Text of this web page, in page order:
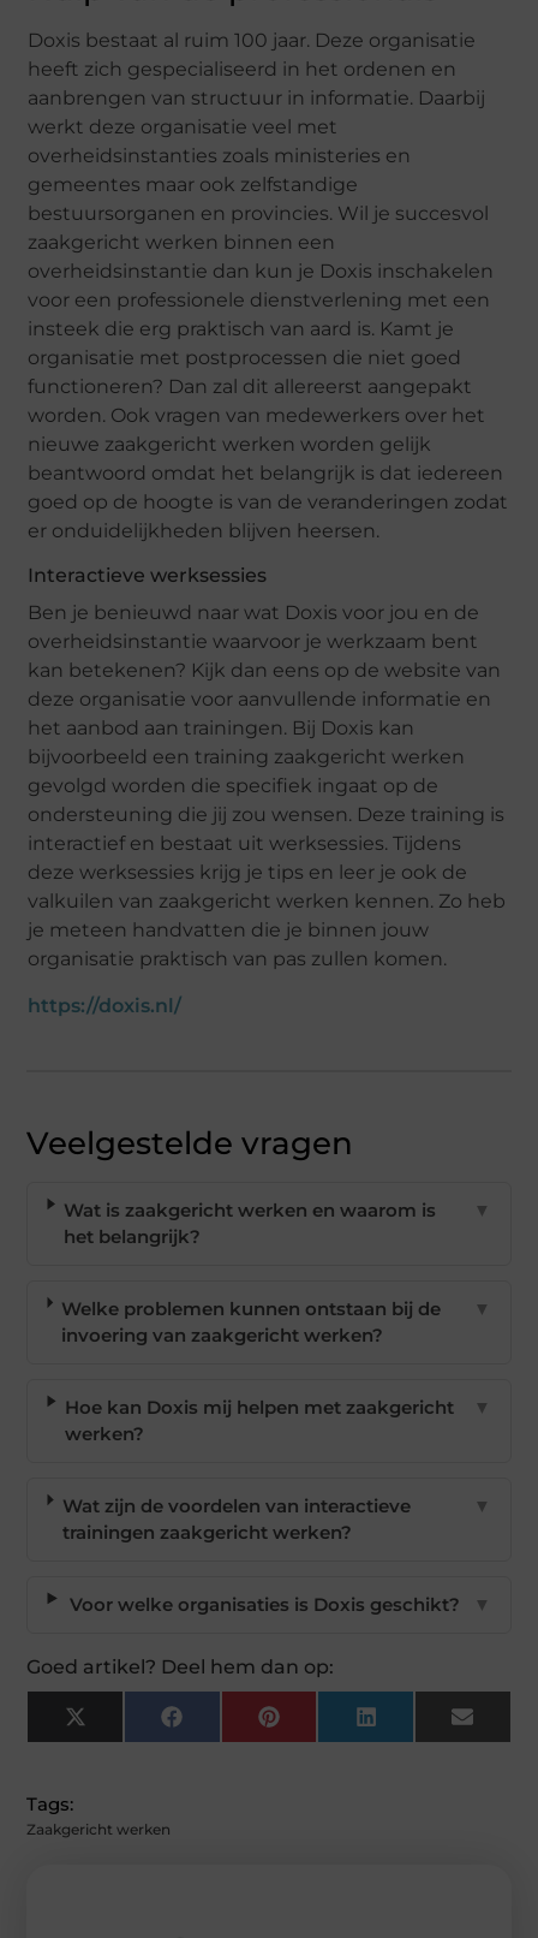
Doxis bestaat al ruim 100 jaar. Deze organisatie
heeft zich gespecialiseerd in het ordenen en
aanbrengen van structuur in informatie. Daarbij
werkt deze organisatie veel met
overheidsinstanties zoals ministeries en
gemeentes maar ook zelfstandige
bestuursorganen en provincies. Wil je succesvol
zaakgericht werken binnen een
overheidsinstantie dan kun je Doxis inschakelen
voor een professionele dienstverlening met een
insteek die erg praktisch van aard is. Kamt je
organisatie met postprocessen die niet goed
functioneren? Dan zal dit allereerst aangepakt
worden. Ook vragen van medewerkers over het
nieuwe zaakgericht werken worden gelijk
beantwoord omdat het belangrijk is dat iedereen
goed op de hoogte is van de veranderingen zodat
er onduidelijkheden blijven heersen.
Interactieve werksessies
Ben je benieuwd naar wat Doxis voor jou en de
overheidsinstantie waarvoor je werkzaam bent
kan betekenen? Kijk dan eens op de website van
deze organisatie voor aanvullende informatie en
het aanbod aan trainingen. Bij Doxis kan
bijvoorbeeld een training zaakgericht werken
gevolgd worden die specifiek ingaat op de
ondersteuning die jij zou wensen. Deze training is
interactief en bestaat uit werksessies. Tijdens
deze werksessies krijg je tips en leer je ook de
valkuilen van zaakgericht werken kennen. Zo heb
je meteen handvatten die je binnen jouw
organisatie praktisch van pas zullen komen.
https://doxis.nl/
Veelgestelde vragen
Wat is zaakgericht werken en waarom is
het belangrijk?
▼
Welke problemen kunnen ontstaan bij de
invoering van zaakgericht werken?
▼
Hoe kan Doxis mij helpen met zaakgericht
werken?
▼
Wat zijn de voordelen van interactieve
trainingen zaakgericht werken?
▼
Voor welke organisaties is Doxis geschikt? ▼
Goed artikel? Deel hem dan op:
X
(Twitter)
FacebookPinterest LinkedIn Email
Tags:
Zaakgericht werken